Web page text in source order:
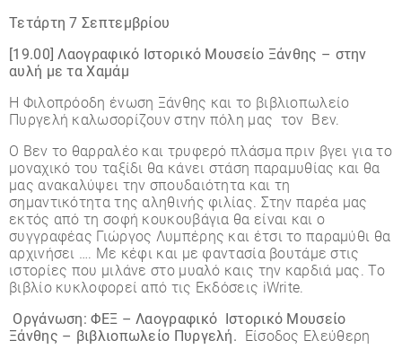
Τετάρτη 7Σεπτεμβρίου
[19.00]Λαογραφικό Ιστορικό Μουσείο Ξάνθης – στην
αυλή με τα Χαμάμ
Η Φιλοπρόοδη ένωση Ξάνθης και το βιβλιοπωλείο
Πυργελή καλωσορίζουν στην πόλη μας τον Βεν.
Ο Βεν το θαρραλέο και τρυφερό πλάσμα πριν βγει για το
μοναχικό του ταξίδι θα κάνει στάση παραμυθίας και θα
μας ανακαλύψει την σπουδαιότητα και τη
σημαντικότητα της αληθινής φιλίας. Στην παρέα μας
εκτός από τη σοφή κουκουβάγια θα είναι και ο
συγγραφέας Γιώργος Λυμπέρης και έτσι το παραμύθι θα
αρχινήσει …. Με κέφι και με φαντασία βουτάμε στις
ιστορίες που μιλάνε στο μυαλό καις την καρδιά μας. Το
βιβλίο κυκλοφορεί από τις Εκδόσεις iWrite.
Οργάνωση: ΦΕΞ –Λαογραφικό Ιστορικό Μουσείο
Ξάνθης – βιβλιοπωλείο Πυργελή. Είσοδος Ελεύθερη